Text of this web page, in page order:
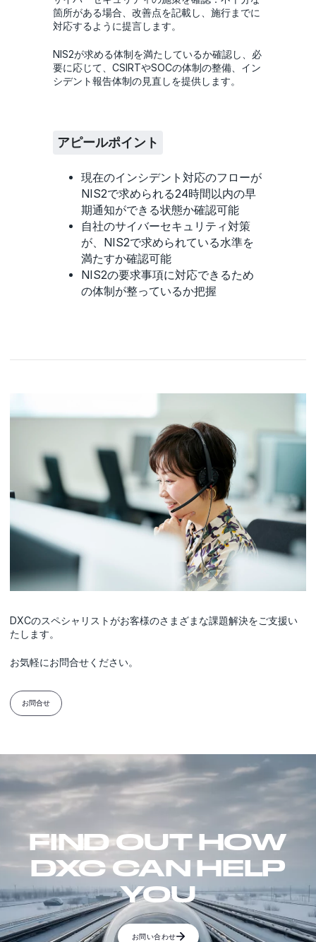
箇所がある場合、改善点を記載し、施行までに
対応するように提言します。
NIS2が求める体制を満たしているか確認し、必
要に応じて、CSIRTやSOCの体制の整備、イン
シデント報告体制の見直しを提供します。
アピールポイント
現在のインシデント対応のフローが
NIS2で求められる24時間以内の早
期通知ができる状態か確認可能
自社のサイバーセキュリティ対策
が、NIS2で求められている水準を
満たすか確認可能
NIS2の要求事項に対応できるため
の体制が整っているか把握
DXCのスペシャリストがお客様のさまざまな課題解決をご支援い
たします。
お気軽にお問合せください。
お問合せ
FIND OUT HOW
DXC CAN HELP
YOU
お問い合わせ